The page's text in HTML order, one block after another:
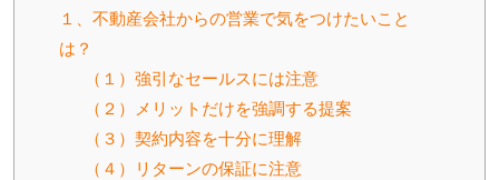
１、不動産会社からの営業で気をつけたいこと
は？
（１）強引なセールスには注意
（２）メリットだけを強調する提案
（３）契約内容を十分に理解
（４）リターンの保証に注意